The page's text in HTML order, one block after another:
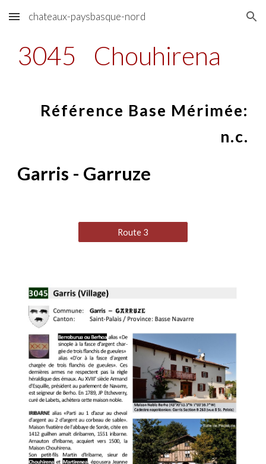
Skip to main content Skip to navigation
chateaux-paysbasque-nord
3045 Chouhirena
Référence Base Mérimée:
n.c.
Garris - Garruze
Route 3